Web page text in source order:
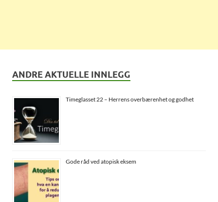
ANDRE AKTUELLE INNLEGG
Timeglasset 22 – Herrens overbærenhet og godhet
Gode råd ved atopisk eksem